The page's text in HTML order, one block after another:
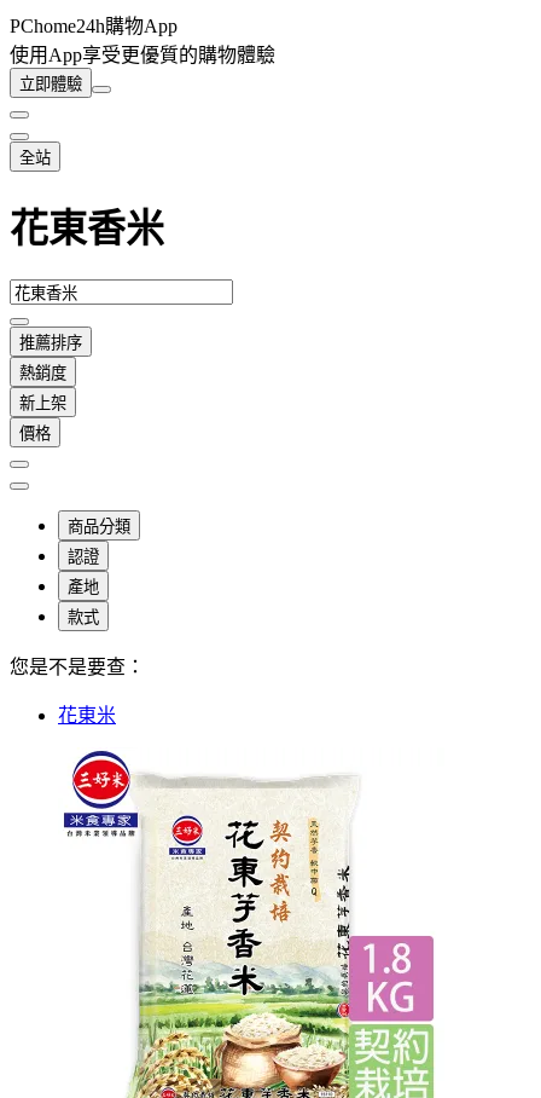
PChome24h購物App
使用App享受更優質的購物體驗
立即體驗
全站
花東香米
推薦排序
熱銷度
新上架
價格
商品分類
認證
產地
款式
您是不是要查：
花東米